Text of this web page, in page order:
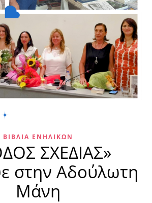
ΒΙΒΛΊΑ ΕΝΗΛΊΚΩΝ
ΣΧΕΔΙΑΣ»
στην Αδούλωτη
Μάνη